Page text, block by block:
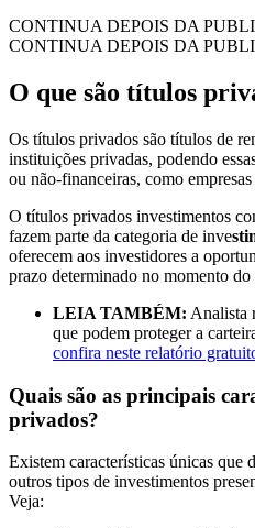
CONTINUA DEPOIS DA
CONTINUA DEPOIS DA
O que são títulos
Os títulos privados são títulos de
instituições privadas, podendo
ou não-financeiras, como
O títulos privados investimentos
fazem parte da categoria de inve
oferecem aos investidores a
prazo determinado no momento
LEIA TAMBÉM: Analista
que podem proteger a
confira neste relatório
Quais são as principais
privados?
Existem características únicas que
outros tipos de investimentos
Veja: